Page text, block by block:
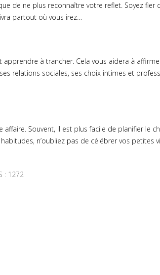
de ne plus reconnaître votre reflet. Soyez fier
partout où vous irez…
à trancher. Cela vous aidera à
relations sociales, ses choix intimes et
Souvent, il est plus facile de planifier le
n’oubliez pas de célébrer vos petites
: 1272
non violente ?